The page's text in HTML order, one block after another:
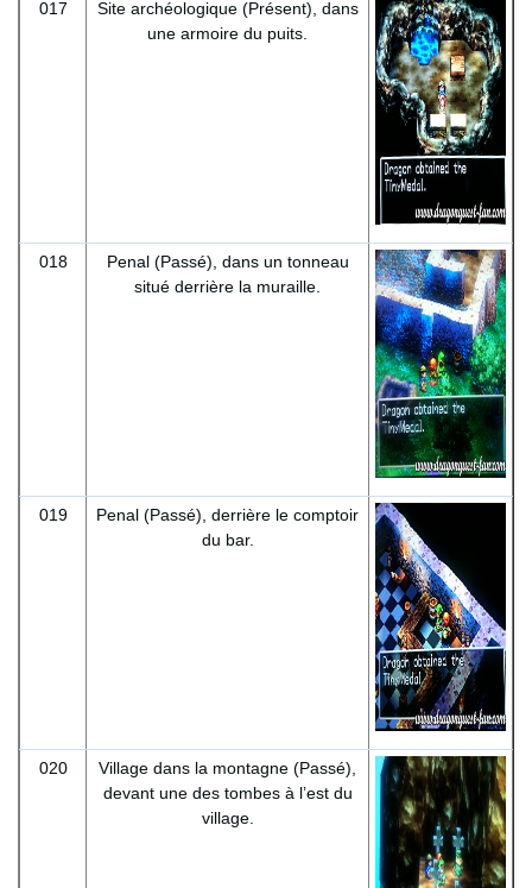
017
Site archéologique (Présent), dans
une armoire du puits.
018
Penal (Passé), dans un tonneau
situé derrière la muraille.
019
Penal (Passé), derrière le comptoir
du bar.
020
Village dans la montagne (Passé),
devant une des tombes à l’est du
village.